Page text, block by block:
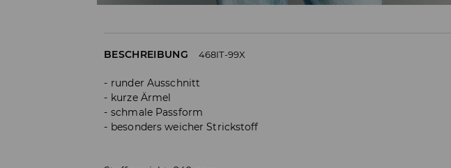
BESCHREIBUNG 468IT-99X
runder Ausschnitt
kurze Ärmel
schmale Passform
besonders weicher Strickstoff